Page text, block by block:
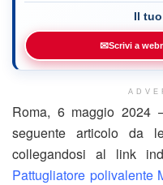
Il
✉Scrivi a
Roma, 6 maggio 2024
seguente articolo da
collegandosi al link
Pattugliatore polivalente